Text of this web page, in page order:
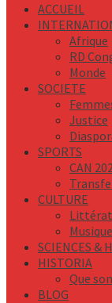
ACCUEIL
Afrique
RD
Monde
SOCIETE
Justice
SPORTS
CAN
CULTURE
Musique
SCIENCES &
HISTORIA
Que
BLOG